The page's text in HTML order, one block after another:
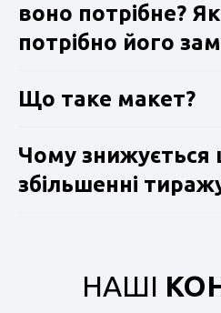
воно потрібне?
потрібно його
Що таке макет?
Чому знижується
збільшенні
НАШІ